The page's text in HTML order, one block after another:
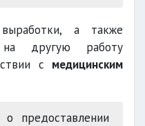
а также
на другую работу
с медицинским
предоставлении